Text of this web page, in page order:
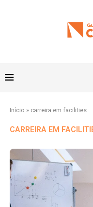
Início » carreira em facilities
CARREIRA EM